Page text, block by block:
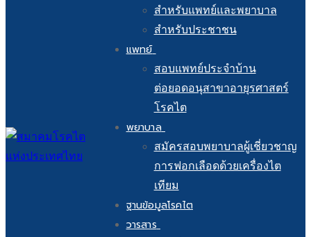
สำหรับแพทย์และพยาบาล
สำหรับประชาชน
แพทย์
สอบแพทย์ประจำบ้าน
ต่อยอดอนุสาขาอายุรศาสตร์
โรคไต
พยาบาล
สมัครสอบพยาบาลผู้เชี่ยวชาญ
การฟอกเลือดด้วยเครื่องไต
เทียม
ฐานข้อมูลโรคไต
วารสาร